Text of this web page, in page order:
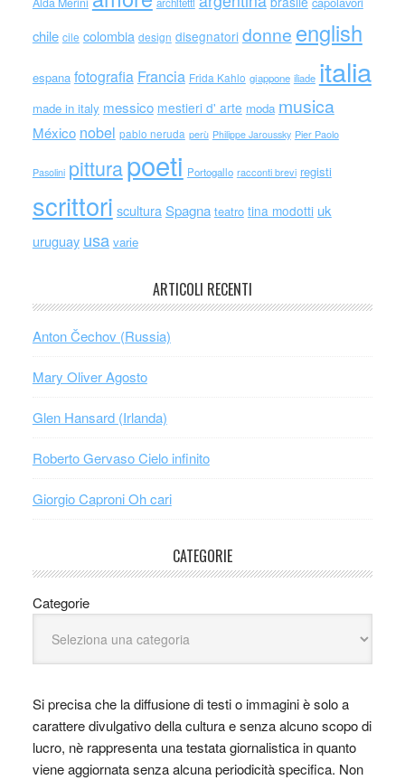
chile cile colombia design disegnatori donne english
espana fotografia Francia Frida Kahlo giappone iliade italia
made in italy messico mestieri d' arte moda musica
México nobel pablo neruda perù Philippe Jaroussky Pier Paolo
Pasolini pitturapoeti Portogallo racconti brevi registi
scrittori scultura Spagna teatro tina modotti uk
uruguay usa varie
ARTICOLI RECENTI
Anton Čechov (Russia)
Mary Oliver Agosto
Glen Hansard (Irlanda)
Roberto Gervaso Cielo infinito
Giorgio Caproni Oh cari
CATEGORIE
Categorie
Si precisa che la diffusione di testi o immagini è solo a
carattere divulgativo della cultura e senza alcuno scopo di
lucro, nè rappresenta una testata giornalistica in quanto
viene aggiornata senza alcuna periodicità specifica. Non